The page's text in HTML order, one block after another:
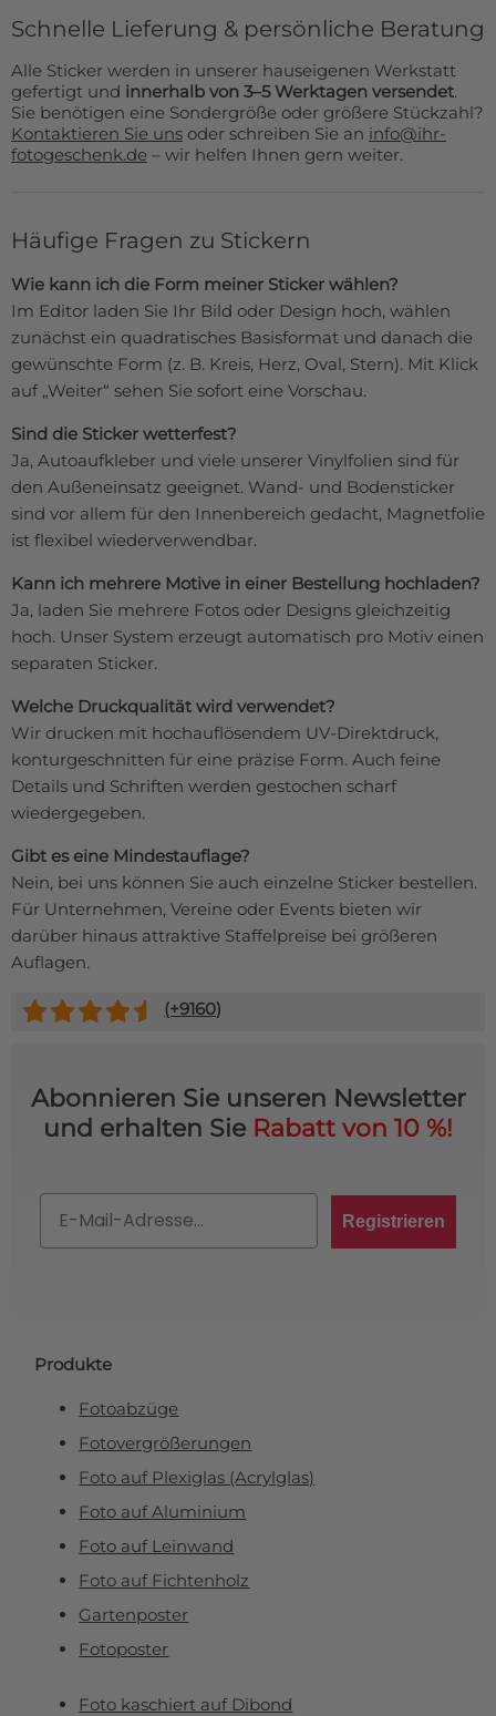
Schnelle Lieferung & persönliche Beratung
Alle Sticker werden in unserer hauseigenen Werkstatt
gefertigt und innerhalb von 3–5 Werktagen versendet.
Sie benötigen eine Sondergröße oder größere Stückzahl?
Kontaktieren Sie uns oder schreiben Sie an info@ihr-
fotogeschenk.de – wir helfen Ihnen gern weiter.
Häufige Fragen zu Stickern
Wie kann ich die Form meiner Sticker wählen?
Im Editor laden Sie Ihr Bild oder Design hoch, wählen
zunächst ein quadratisches Basisformat und danach die
gewünschte Form (z. B. Kreis, Herz, Oval, Stern). Mit Klick
auf „Weiter“ sehen Sie sofort eine Vorschau.
Sind die Sticker wetterfest?
Ja, Autoaufkleber und viele unserer Vinylfolien sind für
den Außeneinsatz geeignet. Wand- und Bodensticker
sind vor allem für den Innenbereich gedacht, Magnetfolie
ist flexibel wiederverwendbar.
Kann ich mehrere Motive in einer Bestellung hochladen?
Ja, laden Sie mehrere Fotos oder Designs gleichzeitig
hoch. Unser System erzeugt automatisch pro Motiv einen
separaten Sticker.
Welche Druckqualität wird verwendet?
Wir drucken mit hochauflösendem UV-Direktdruck,
konturgeschnitten für eine präzise Form. Auch feine
Details und Schriften werden gestochen scharf
wiedergegeben.
Gibt es eine Mindestauflage?
Nein, bei uns können Sie auch einzelne Sticker bestellen.
Für Unternehmen, Vereine oder Events bieten wir
darüber hinaus attraktive Staffelpreise bei größeren
Auflagen.
(+9160)
Abonnieren Sie unseren Newsletter
und erhalten Sie Rabatt von 10 %!
Registrieren
Produkte
Fotoabzüge
Fotovergrößerungen
Foto auf Plexiglas (Acrylglas)
Foto auf Aluminium
Foto auf Leinwand
Foto auf Fichtenholz
Gartenposter
Fotoposter
Foto kaschiert auf Dibond